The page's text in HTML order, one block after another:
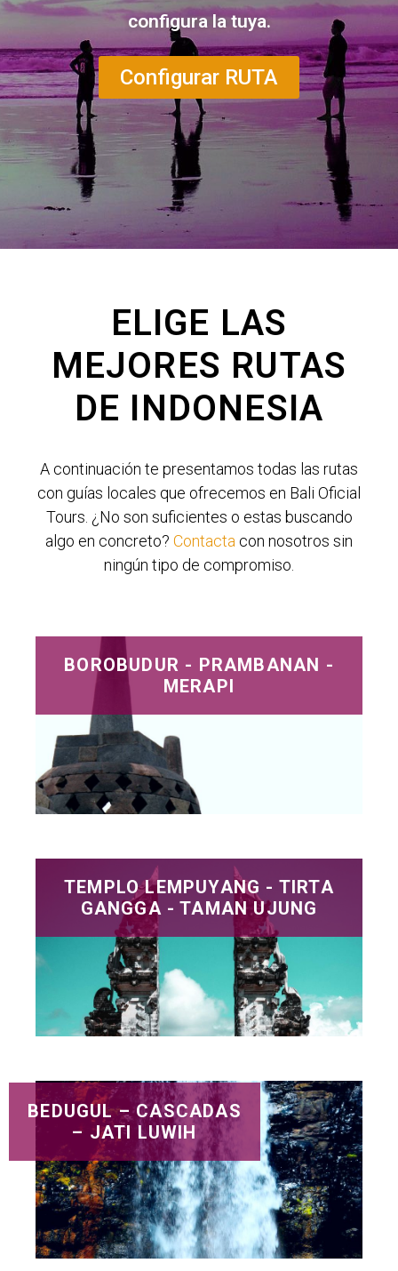
configura la tuya.
Configurar RUTA
ELIGE LAS
MEJORES RUTAS
DE INDONESIA
A continuación te presentamos todas las rutas
con guías locales que ofrecemos en Bali Oficial
Tours. ¿No son suficientes o estas buscando
algo en concreto? Contacta con nosotros sin
ningún tipo de compromiso.
BOROBUDUR - PRAMBANAN -
MERAPI
TEMPLO LEMPUYANG - TIRTA
GANGGA - TAMAN UJUNG
BEDUGUL – CASCADAS
– JATI LUWIH